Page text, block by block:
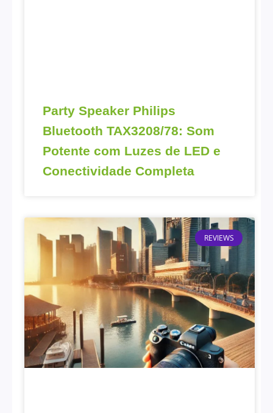
Party Speaker Philips
Bluetooth TAX3208/78: Som
Potente com Luzes de LED e
Conectividade Completa
REVIEWS